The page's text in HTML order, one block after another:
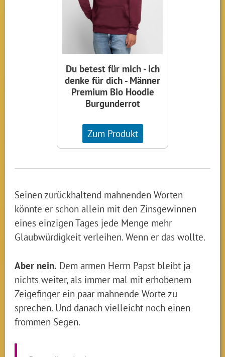
Du betest für mich - ich
denke für dich - Männer
Premium Bio Hoodie
Burgunderrot
Zum Produkt
Seinen zurückhaltend mahnenden Worten
könnte er schon allein mit den Zinsgewinnen
eines einzigen Tages jede Menge mehr
Glaubwürdigkeit verleihen. Wenn er das wollte.
Aber nein. Dem armen Herrn Papst bleibt ja
nichts weiter, als immer mal mit erhobenem
Zeigefinger ein paar mahnende Worte zu
sprechen. Und danach vielleicht noch einen
frommen Segen.